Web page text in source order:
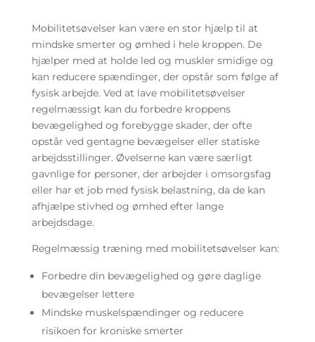
Mobilitetsøvelser kan være en stor hjælp til at
mindske smerter og ømhed i hele kroppen. De
hjælper med at holde led og muskler smidige og
kan reducere spændinger, der opstår som følge af
fysisk arbejde. Ved at lave mobilitetsøvelser
regelmæssigt kan du forbedre kroppens
bevægelighed og forebygge skader, der ofte
opstår ved gentagne bevægelser eller statiske
arbejdsstillinger. Øvelserne kan være særligt
gavnlige for personer, der arbejder i omsorgsfag
eller har et job med fysisk belastning, da de kan
afhjælpe stivhed og ømhed efter lange
arbejdsdage.
Regelmæssig træning med mobilitetsøvelser kan:
Forbedre din bevægelighed og gøre daglige
bevægelser lettere
Mindske muskelspændinger og reducere
risikoen for kroniske smerter